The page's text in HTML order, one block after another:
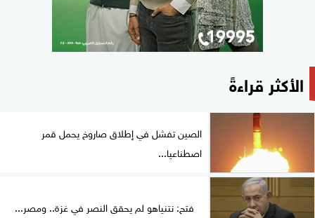
الأكثر قراءةً
الصين تفشل في إطلاق صاروخ يحمل قمر
اصطناعيا...
فتح: نتنياهو لم يحقق النصر في غزة.. ومصر...